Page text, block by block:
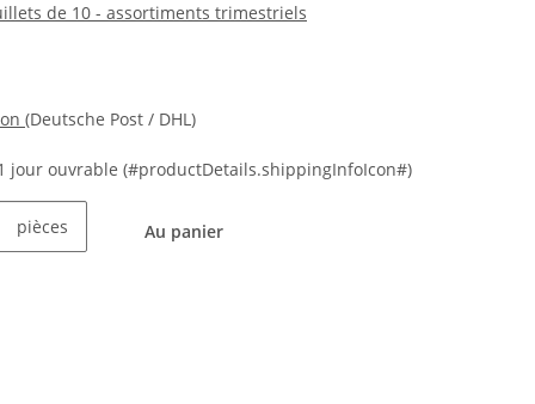
de 10 - assortiments trimestriels
(Deutsche Post / DHL)
jour ouvrable (#productDetails.shippingInfoIcon#)
pièces Au panier